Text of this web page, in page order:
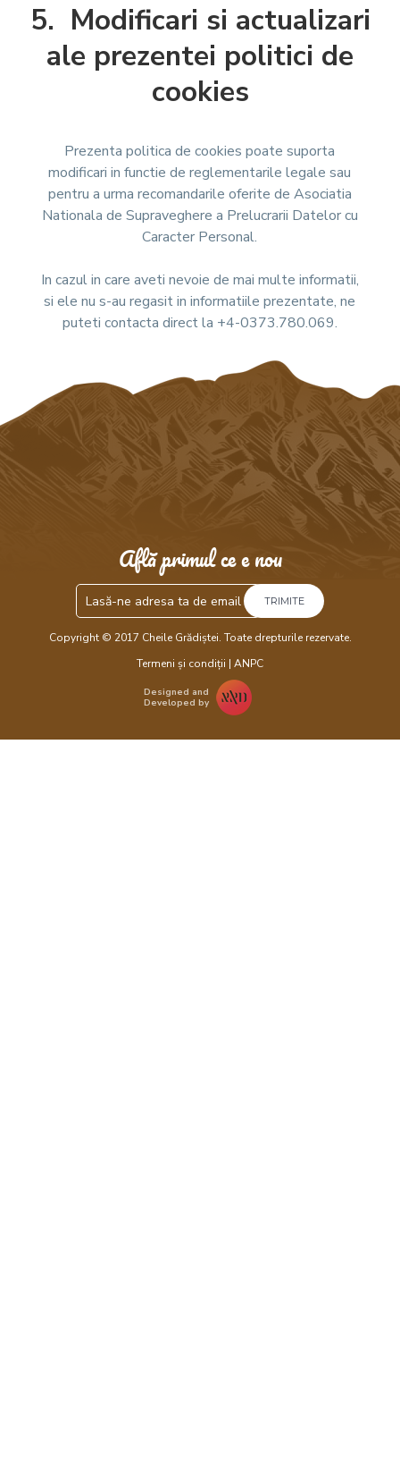
5. Modificari si actualizari
ale prezentei politici de
cookies
Prezenta politica de cookies poate suporta
modificari in functie de reglementarile legale sau
pentru a urma recomandarile oferite de Asociatia
Nationala de Supraveghere a Prelucrarii Datelor cu
Caracter Personal.
In cazul in care aveti nevoie de mai multe informatii,
si ele nu s-au regasit in informatiile prezentate, ne
puteti contacta direct la +4-0373.780.069.
Află primul ce e nou
TRIMITE
Copyright © 2017 Cheile Grădiștei. Toate drepturile rezervate.
Termeni și condiții | ANPC
Designed and
Developed by